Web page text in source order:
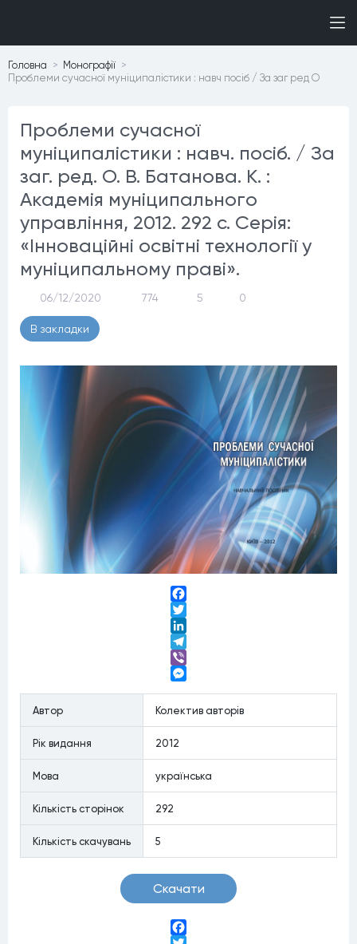
Головна
Монографiї
Проблеми сучасної муніципалістики : навч посіб / За заг ред О
Проблеми сучасної
муніципалістики : навч. посіб. / За
заг. ред. О. В. Батанова. К. :
Академія муніципального
управління, 2012. 292 с. Серія:
«Інноваційні освітні технології у
муніципальному праві».
06/12/2020 774 5 0
В закладки
Facebook
Twitter
LinkedIn
Telegram
Viber
Автор
Колектив авторів
Рiк видання 2012
Мова українська
Кiлькiсть сторiнок 292
Кiлькiсть скачувань 5
Скачати